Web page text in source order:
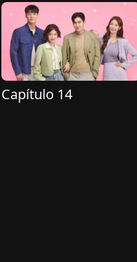
Capítulo 14